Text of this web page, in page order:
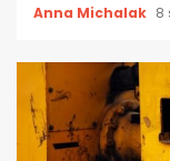
Anna Michalak 8